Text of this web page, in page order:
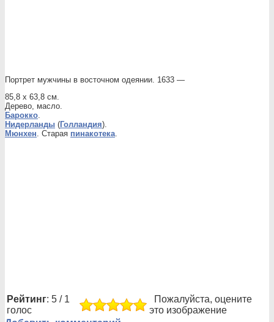
Портрет мужчины в восточном одеянии. 1633 —
85,8 x 63,8 см.
Дерево, масло.
Барокко.
Нидерланды (Голландия).
Мюнхен. Старая пинакотека.
Рейтинг: 5 / 1
голос
Пожалуйста, оцените
это изображение